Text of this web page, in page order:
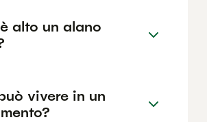
alto un alano
vivere in un